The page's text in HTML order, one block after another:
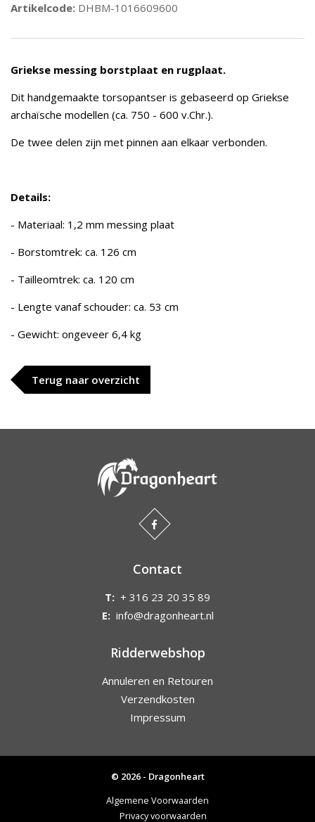
Artikelcode: DHBM-1016609600
Griekse messing borstplaat en rugplaat.
Dit handgemaakte torsopantser is gebaseerd op Griekse
archaïsche modellen (ca. 750 - 600 v.Chr.).
De twee delen zijn met pinnen aan elkaar verbonden.
Details:
- Materiaal: 1,2 mm messing plaat
- Borstomtrek: ca. 126 cm
- Tailleomtrek: ca. 120 cm
- Lengte vanaf schouder: ca. 53 cm
- Gewicht: ongeveer 6,4 kg
Terug naar overzicht
Contact
T: + 316 23 20 35 89
E: info@dragonheart.nl
Ridderwebshop
Annuleren en Retouren
Verzendkosten
Impressum
© 2026 - Dragonheart
Algemene Voorwaarden
Privacy voorwaarden